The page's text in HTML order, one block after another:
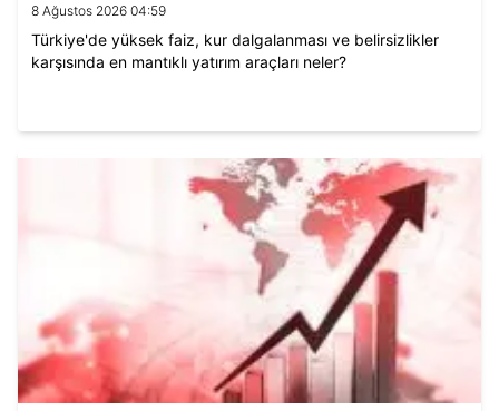
8 Ağustos 2026 04:59
Türkiye'de yüksek faiz, kur dalgalanması ve belirsizlikler
karşısında en mantıklı yatırım araçları neler?